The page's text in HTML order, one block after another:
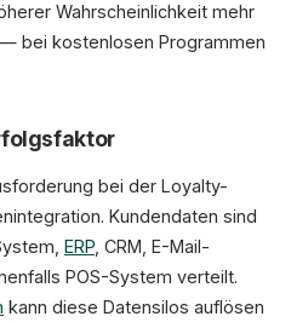
Wahrscheinlichkeit mehr
bei kostenlosen Programmen
bei der Loyalty-
Kundendaten sind
ERP , CRM, E-Mail-
POS-System verteilt.
kann diese Datensilos auflösen